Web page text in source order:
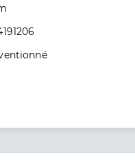
convention